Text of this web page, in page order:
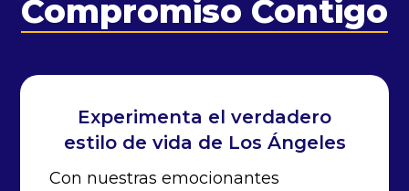
Compromiso Contigo
Experimenta el verdadero
estilo de vida de Los Ángeles
Con nuestras emocionantes